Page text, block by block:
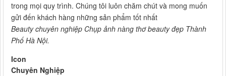
trong mọi quy trình. Chúng tôi luôn chăm chút và mong muốn
gửi đến khách hàng những sản phẩm tốt nhất
Beauty chuyên nghiệp Chụp ảnh nàng thơ beauty đẹp Thành
Phố Hà Nội.
Icon
Chuyên Nghiệp